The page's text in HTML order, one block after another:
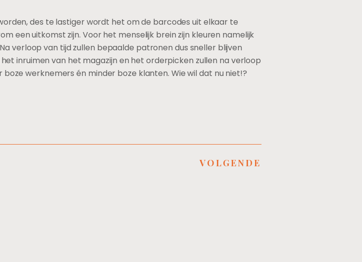
des te lastiger wordt het om de barcodes uit elkaar te
een uitkomst zijn. Voor het menselijk brein zijn kleuren namelijk
verloop van tijd zullen bepaalde patronen dus sneller blijven
inruimen van het magazijn en het orderpicken zullen na verloop
werknemers én minder boze klanten. Wie wil dat nu niet!?
VOLGENDE